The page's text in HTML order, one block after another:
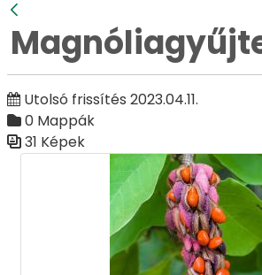
Vissza
Utolsó frissítés 2023.04.11.
0 Mappák
31 Képek